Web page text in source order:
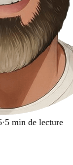
·5 min de lecture